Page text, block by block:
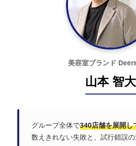
美容室ブランド
山本 智大
グループ全体で340店舗を展開し
数えきれない失敗と、試行錯誤